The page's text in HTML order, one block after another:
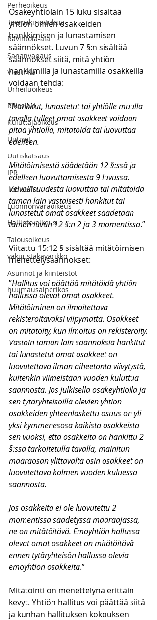
Perheoikeus
Teemakirjoituksia
Ravintola-ala
Sananvapaus
Viestintä
Urheiluoikeus
Rikoslaki
Kuluttajaoikeus
Uutiset
Uutiskatsaus
IPR
Todistelu
Luonnonvaraoikeus
Hallinto-oikeus
Talousoikeus
vakuustakavarikko
Asunnot ja kiinteistöt
huumausainerikos
Osakeyhtiölain 15 luku sisältää
yhtiön omien osakkeiden
hankkimisen ja lunastamisen
säännökset. Luvun 7 §:n sisältää
säännökset siitä, mitä yhtiön
hankkimilla ja lunastamilla osakkeilla
voidaan tehdä:
”Hankitut, lunastetut tai yhtiölle muulla
tavalla tulleet omat osakkeet voidaan
pitää yhtiöllä, mitätöidä tai luovuttaa
edelleen.
Mitätöimisestä säädetään 12 §:ssä ja
edelleen luovuttamisesta 9 luvussa.
Velvollisuudesta luovuttaa tai mitätöidä
tämän lain vastaisesti hankitut tai
lunastetut omat osakkeet säädetään
tämän luvun 12 §:n 2 ja 3 momentissa.”
Viitattu 15:12 § sisältää mitätöimisen
menettelysäännökset:
”Hallitus voi päättää mitätöidä yhtiön
hallussa olevat omat osakkeet.
Mitätöiminen on ilmoitettava
rekisteröitäväksi viipymättä. Osakkeet
on mitätöity, kun ilmoitus on rekisteröity.
Vastoin tämän lain säännöksiä hankitut
tai lunastetut omat osakkeet on
luovutettava ilman aiheetonta viivytystä,
kuitenkin viimeistään vuoden kuluttua
saannosta. Jos julkisella osakeyhtiöllä ja
sen tytäryhteisöillä olevien yhtiön
osakkeiden yhteenlaskettu osuus on yli
yksi kymmenesosa kaikista osakkeista
sen vuoksi, että osakkeita on hankittu 2
§:ssä tarkoitetulla tavalla, mainitun
määräosan ylittävältä osin osakkeet on
luovutettava kolmen vuoden kuluessa
saannosta.
Jos osakkeita ei ole luovutettu 2
momentissa säädetyssä määräajassa,
ne on mitätöitävä. Emoyhtiön hallussa
olevat omat osakkeet on mitätöitävä
ennen tytäryhteisön hallussa olevia
emoyhtiön osakkeita.”
Mitätöinti on menettelynä erittäin
kevyt. Yhtiön hallitus voi päättää siitä
ja kunhan hallituksen kokouksen